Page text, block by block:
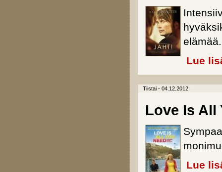
elämää.
Lue
Tiistai - 04.12.2012
Love Is All
Lue